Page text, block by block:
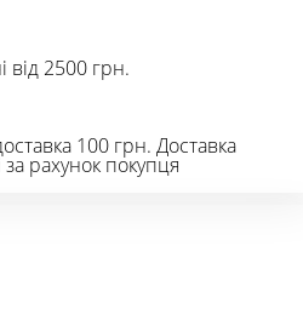
від 2500 грн.
100 грн. Доставка
рахунок покупця